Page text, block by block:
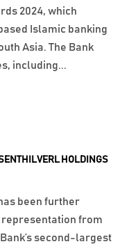
HOLDINGS
been further
from
second-largest
2024, which
Islamic banking
Asia. The Bank
including...